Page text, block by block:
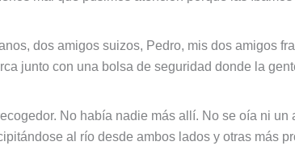
dos amigos suizos, Pedro, mis dos amigos
junto con una bolsa de seguridad donde la
No había nadie más allí. No se oía ni
al río desde ambos lados y otras más